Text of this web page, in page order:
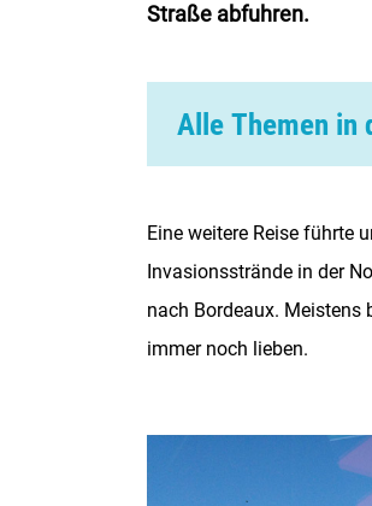
Straße abfuhren.
Alle Themen in
Sicher und gut
Stellen Sie außerdem
Was Sie brauchen
Eine weitere Reise führte
Invasionsstrände in der
nach Bordeaux. Meistens
immer noch lieben.